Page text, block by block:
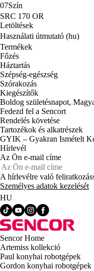
07Szín
SRC 170 OR
Letöltések
Használati útmutató (hu)
Termékek
Főzés
Háztartás
Szépség-egészség
Szórakozás
Kiegészítők
Boldog születésnapot,
Fedezd fel a Sencort
Rendelés követése
Tartozékok és alkatrészek
GYIK – Gyakran Ismételt
Hírlevél
Az Ön e-mail címe
A hírlevélre való
Személyes adatok kezelését
HU
Sencor Home
Artemiss kollekció
Paul konyhai robotgépek
Gordon konyhai robotgépek